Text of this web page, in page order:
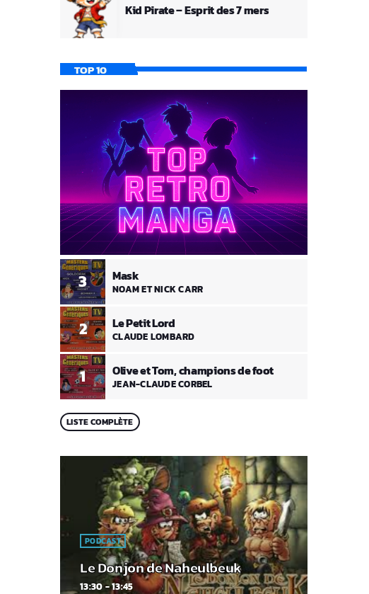
Kid Pirate – Esprit des 7 mers
TOP 10
1 Olive et Tom, champions de foot
JEAN-CLAUDE CORBEL
2 Le Petit Lord
CLAUDE LOMBARD
3 Mask
NOAM ET NICK CARR
LISTE COMPLÈTE
PODCAST
Le Donjon de Naheulbeuk
13:30 - 13:45